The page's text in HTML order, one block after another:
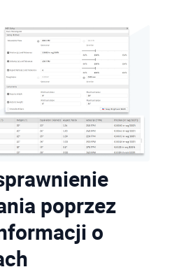
poprzez
o